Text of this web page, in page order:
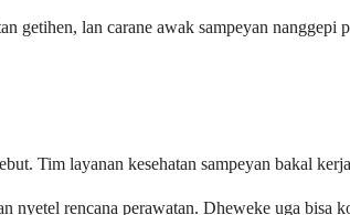
getihen, lan carane awak sampeyan
Tim layanan kesehatan sampeyan bakal
rencana perawatan. Dheweke uga bisa